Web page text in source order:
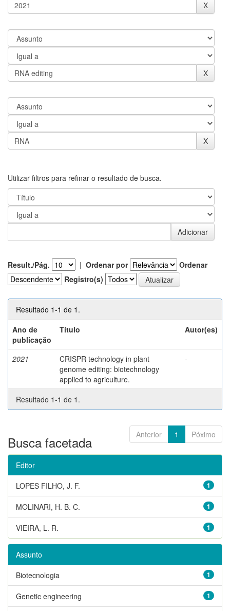
Utilizar filtros para refinar o resultado de busca.
Result./Pág. | Ordenar por
Ordenar
Registro(s)
Resultado 1-1 de 1.
Ano de
publicação
Título Autor(es)
2021
CRISPR technology in plant
genome editing: biotechnology
applied to agriculture.
-
Resultado 1-1 de 1.
Anterior 1 Póximo
Busca facetada
Editor
1
LOPES FILHO, J. F.
1
MOLINARI, H. B. C.
1
VIEIRA, L. R.
Assunto
1
Biotecnologia
1
Genetic engineering